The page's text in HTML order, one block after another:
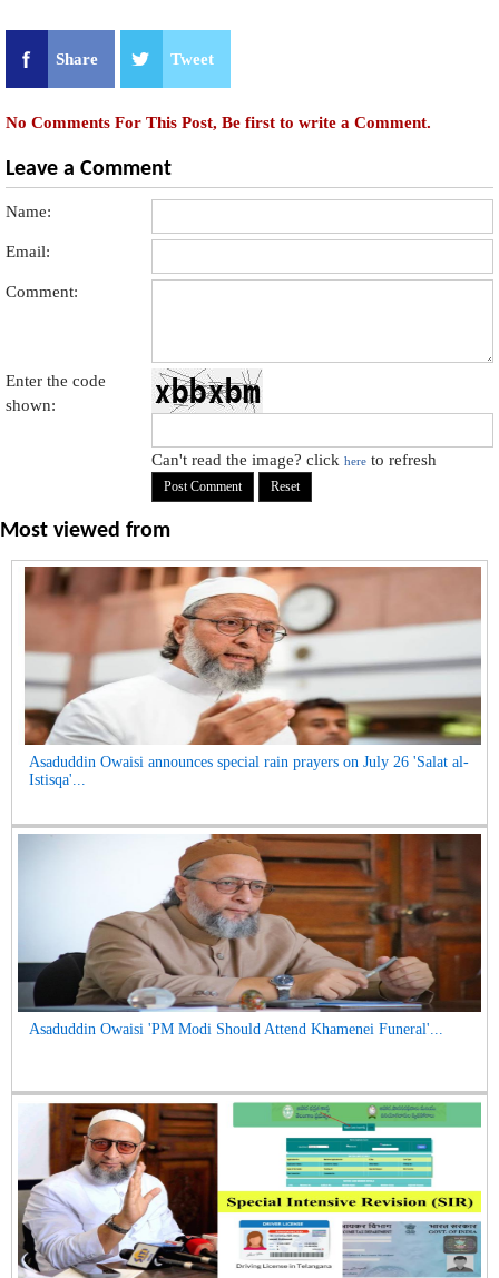
Share Tweet
No Comments For This Post, Be first to write a Comment.
Leave a Comment
Name:
Email:
Comment:
Enter the code
shown:
Can't read the image? clickhere to refresh
Most viewed from
Asaduddin Owaisi announces special rain prayers on July 26 'Salat al-
Istisqa'...
Asaduddin Owaisi 'PM Modi Should Attend Khamenei Funeral'...